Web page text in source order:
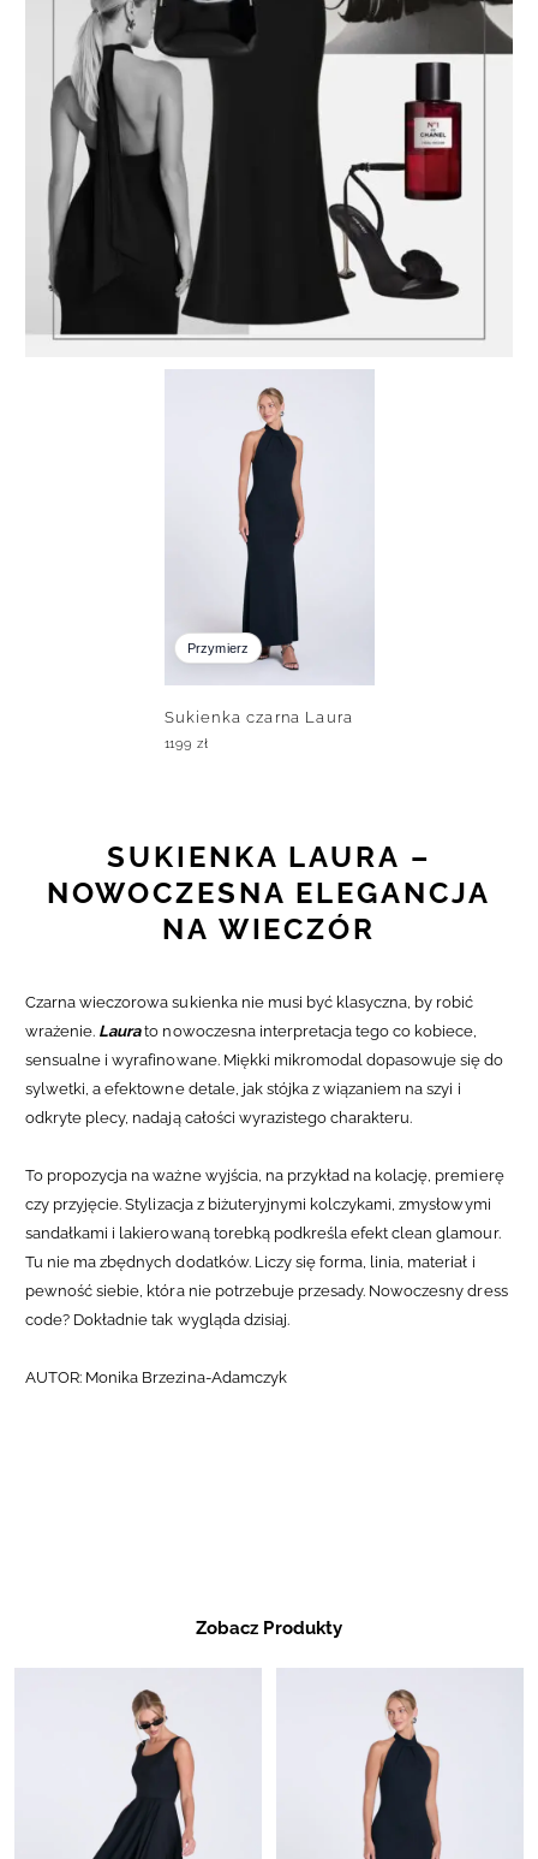
Przymierz
Sukienka czarna Laura
1199 zł
SUKIENKA LAURA –
NOWOCZESNA ELEGANCJA
NA WIECZÓR
Czarna wieczorowa sukienka nie musi być klasyczna, by robić
wrażenie. Laurato nowoczesna interpretacja tego co kobiece,
sensualne i wyrafinowane. Miękki mikromodal dopasowuje się do
sylwetki, a efektowne detale, jak stójka z wiązaniem na szyi i
odkryte plecy, nadają całości wyrazistego charakteru.
To propozycja na ważne wyjścia, na przykład na kolację, premierę
czy przyjęcie. Stylizacja z biżuteryjnymi kolczykami, zmysłowymi
sandałkami i lakierowaną torebką podkreśla efekt clean glamour.
Tu nie ma zbędnych dodatków. Liczy się forma, linia, materiał i
pewność siebie, która nie potrzebuje przesady. Nowoczesny dress
code? Dokładnie tak wygląda dzisiaj.
AUTOR: Monika Brzezina-Adamczyk
Zobacz Produkty